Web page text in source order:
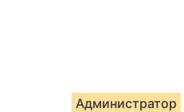
Администратор